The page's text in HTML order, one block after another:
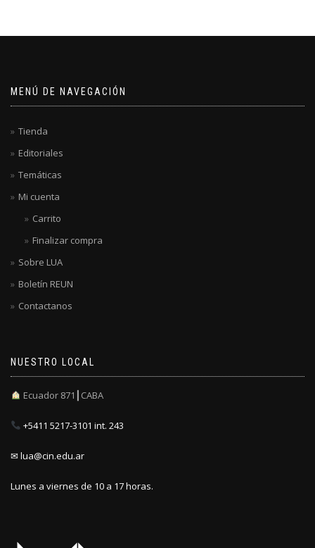
MENÚ DE NAVEGACIÓN
Tienda
Editoriales
Temáticas
Mi cuenta
Carrito
Finalizar compra
Sobre LUA
Boletín REUN
Contactanos
NUESTRO LOCAL
Ecuador 871┃CABA
+5411 5217-3101 int. 243
✉ lua@cin.edu.ar
Lunes a viernes de 10 a 17 horas.